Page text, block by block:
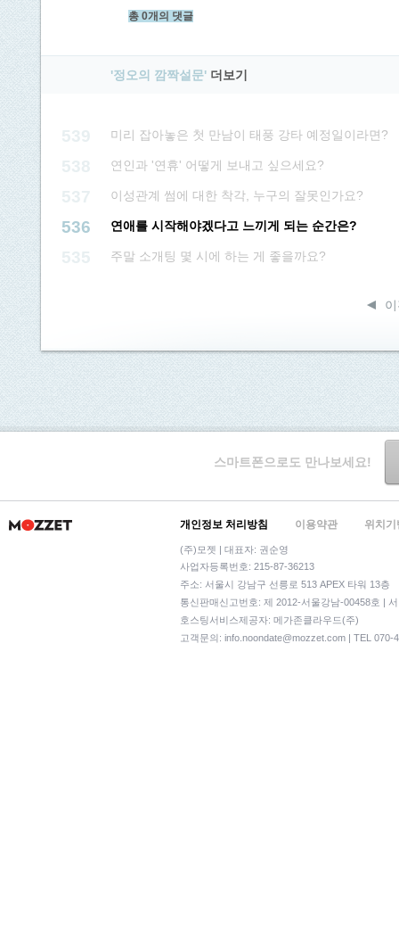
총 0개의 댓글
'정오의 깜짝설문' 더보기
미리 잡아놓은 첫 만남이 태풍 강타 예정일이라면?
연인과 '연휴' 어떻게 보내고 싶으세요?
이성관계 썸에 대한 착각, 누구의 잘못인가요?
536 연애를 시작해야겠다고 느끼게 되는 순간은?
주말 소개팅 몇 시에 하는 게 좋을까요?
스마트폰으로도 만나보세요!
개인정보 처리방침 이용약관 위치
(주)모젯 | 대표자: 권순영
사업자등록번호: 215-87-36213
주소: 서울시 강남구 선릉로 513 APEX 타워 13층
통신판매신고번호: 제 2012-서울강남-00458호 |
호스팅서비스제공자: 메가존클라우드(주)
고객문의: info.noondate@mozzet.com | TEL 070-